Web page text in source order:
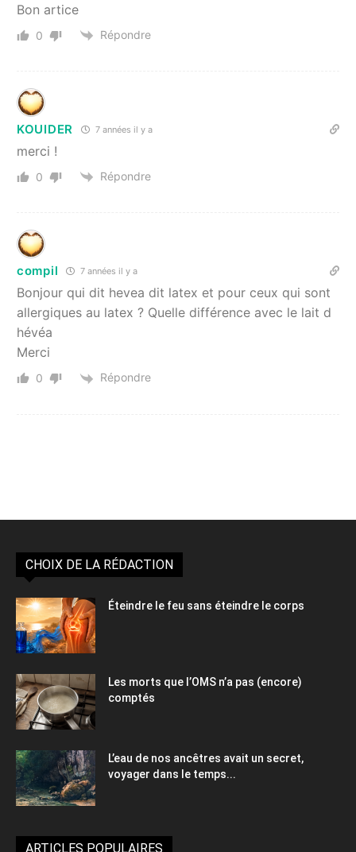
Bon artice
0 Répondre
KOUIDER 7 années il y a
merci !
0 Répondre
compil 7 années il y a
Bonjour qui dit hevea dit latex et pour ceux qui sont
allergiques au latex ? Quelle différence avec le lait d
hévéa
Merci
0 Répondre
CHOIX DE LA RÉDACTION
Éteindre le feu sans éteindre le corps
Les morts que l’OMS n’a pas (encore)
comptés
L’eau de nos ancêtres avait un secret,
voyager dans le temps...
ARTICLES POPULAIRES